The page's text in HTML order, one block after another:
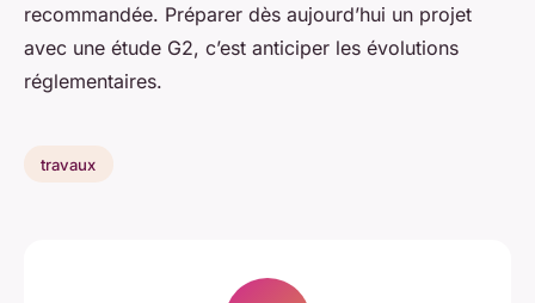
recommandée. Préparer dès aujourd’hui un projet
avec une étude G2, c’est anticiper les évolutions
réglementaires.
travaux